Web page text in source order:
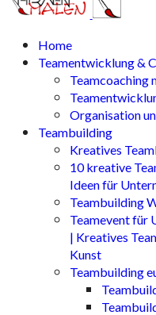
Home
Teamentwicklung &
Teamcoaching
Organisation
Teambuilding
Kreatives
10 kreative
Ideen für
Teambuilding
Teamevent für
| Kreatives
Kunst
Teambuilding